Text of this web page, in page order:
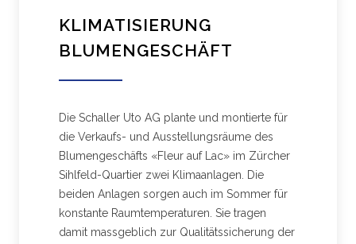
KLIMATISIERUNG
BLUMENGESCHÄFT
Die Schaller Uto AG plante und montierte für
die Verkaufs- und Ausstellungsräume des
Blumengeschäfts «Fleur auf Lac» im Zürcher
Sihlfeld-Quartier zwei Klimaanlagen. Die
beiden Anlagen sorgen auch im Sommer für
konstante Raumtemperaturen. Sie tragen
damit massgeblich zur Qualitätssicherung der